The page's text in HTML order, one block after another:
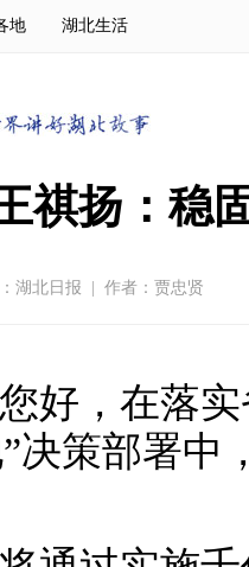
地 湖北生活
祺扬：稳
湖北日报 作者：贾忠贤
好，在落
决策部署中